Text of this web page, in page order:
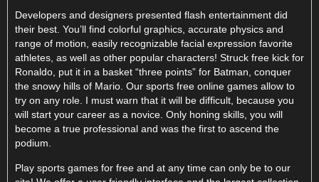
Developers and designers presented flash entertainment did
their best. You’ll find colorful graphics, accurate physics and
range of motion, easily recognizable facial expression favorite
athletes, as well as other popular characters! Struck free kick for
Ronaldo, put it in a basket “three points” for Batman, conquer
the snowy hills of Mario. Our sports free online games allow to
try on any role. I must warn that it will be difficult, because you
will start your career as a novice. Only honing skills, you will
become a true professional and was the first to ascend the
podium.
Play sports games for free and at any time can only be to our